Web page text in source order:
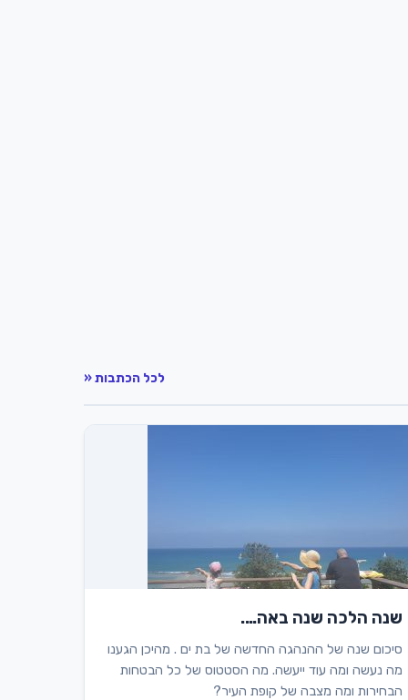
לכל הכתבות «
שנה הלכה שנה באה….
סיכום שנה של ההנהגה החדשה של בת ים . מהיכן הגענו
מה נעשה ומה עוד ייעשה. מה הסטטוס של כל הבטחות
הבחירות ומה מצבה של קופת העיר?